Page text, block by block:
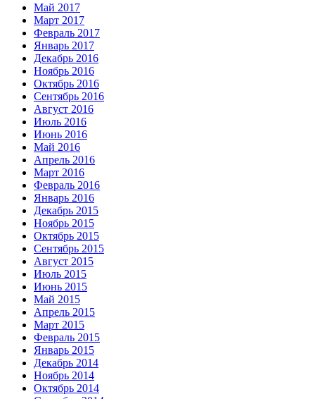
Май 2017
Март 2017
Февраль 2017
Январь 2017
Декабрь 2016
Ноябрь 2016
Октябрь 2016
Сентябрь 2016
Август 2016
Июль 2016
Июнь 2016
Май 2016
Апрель 2016
Март 2016
Февраль 2016
Январь 2016
Декабрь 2015
Ноябрь 2015
Октябрь 2015
Сентябрь 2015
Август 2015
Июль 2015
Июнь 2015
Май 2015
Апрель 2015
Март 2015
Февраль 2015
Январь 2015
Декабрь 2014
Ноябрь 2014
Октябрь 2014